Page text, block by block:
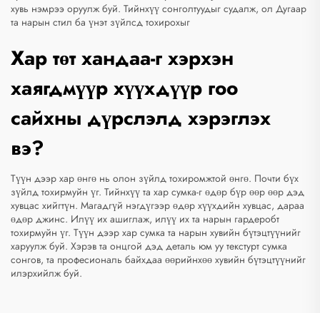
хувь нэмрээ оруулж буй. Тийнхүү сонголтуудыг судалж, ол Дугаар
та нарын стил ба үнэт зүйлсд тохирохыг
Хар төт хандаа-г хэрхэн
хаягдмүүр хүүхдүүр гоо
сайхны дүрслэлд хэрэглэх
вэ?
Түүн дээр хар өнгө нь олон зүйлд тохиромжтой өнгө. Почти бүх
зүйлд тохирмуйн үг. Тийнхүү та хар сумка-г өдөр бүр өөр өөр дэд
хувцас хийгтүн. Магадгүй нэгдүгээр өдөр хүүхдийн хувцас, дараа
өдөр джинс. Илүү их ашиглаж, илүү их та нарын гардеробт
тохирмуйн үг. Түүн дээр хар сумка та нарын хувийн бүтэцтүүнийг
харуулж буй. Хэрэв та онцгой дэд деталь юм уу текстурт сумка
сонгов, та професиональ байхдаа өөрийнхөө хувийн бүтэцтүүнийг
илэрхийлж буй.